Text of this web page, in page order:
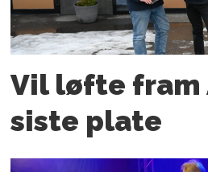
Vil løfte fram
siste plate